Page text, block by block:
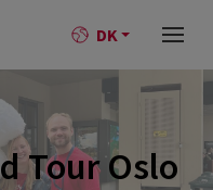
DK
Tour Oslo